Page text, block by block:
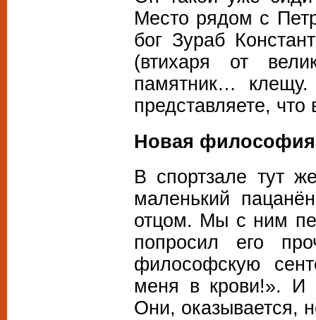
Место рядом с
бог Зураб
(втихаря от
памятник…
представляете,
Новая философия
В спортзале тут
маленький
отцом. Мы с ним
попросил его
философскую
меня в крови!». И
Они, оказывается,